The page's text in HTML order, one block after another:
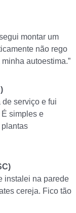
montar um
não rego
autoestima.”
serviço e fui
simples e
instalei na parede
cereja. Fico tão